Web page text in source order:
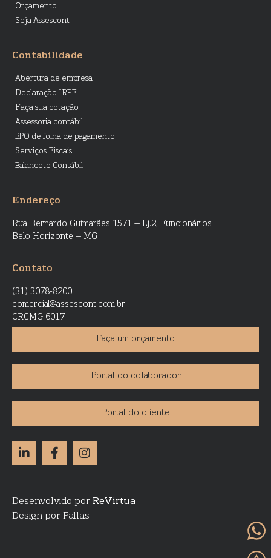
Orçamento
Seja Assescont
Contabilidade
Abertura de empresa
Declaração IRPF
Faça sua cotação
Assessoria contábil
BPO de folha de pagamento
Serviços Fiscais
Balancete Contábil
Endereço
Rua Bernardo Guimarães 1571 – Lj.2, Funcionários
Belo Horizonte – MG
Contato
(31) 3078-8200
comercial@assescont.com.br
CRCMG 6017
Faça um orçamento
Portal do colaborador
Portal do cliente
Desenvolvido por ReVirtua
Design por Fallas